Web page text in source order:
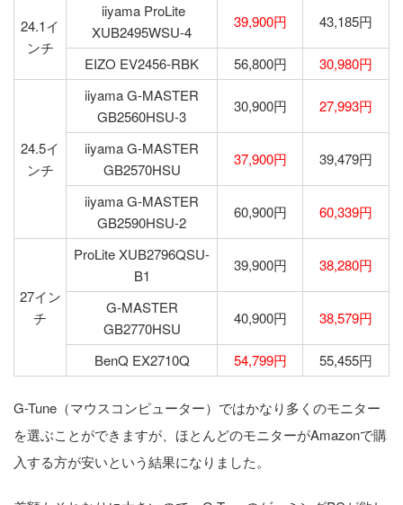
24.1イ
ンチ
iiyama ProLite
XUB2495WSU-4
39,900円 43,185円
EIZO EV2456-RBK 56,800円 30,980円
24.5イ
ンチ
iiyama G-MASTER
GB2560HSU-3
30,900円 27,993円
iiyama G-MASTER
GB2570HSU
37,900円 39,479円
iiyama G-MASTER
GB2590HSU-2
60,900円 60,339円
27イン
チ
ProLite XUB2796QSU-
B1
39,900円 38,280円
G-MASTER
GB2770HSU
40,900円 38,579円
BenQ EX2710Q 54,799円 55,455円
G-Tune（マウスコンピューター）ではかなり多くのモニター
を選ぶことができますが、ほとんどのモニターがAmazonで購
入する方が安いという結果になりました。